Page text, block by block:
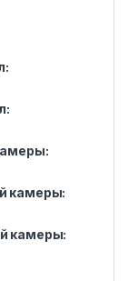
камеры:
камеры: